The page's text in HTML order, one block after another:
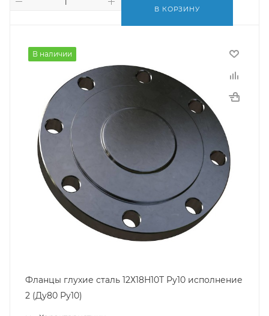
В КОРЗИНУ
В наличии
Фланцы глухие сталь 12Х18Н10Т Ру10 исполнение
2 (Ду80 Ру10)